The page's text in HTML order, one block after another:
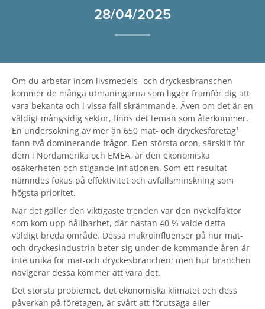
28/04/2025
Om du arbetar inom livsmedels- och dryckesbranschen
kommer de många utmaningarna som ligger framför dig att
vara bekanta och i vissa fall skrämmande. Även om det är en
väldigt mångsidig sektor, finns det teman som återkommer.
En undersökning av mer än 650 mat- och dryckesföretag¹
fann två dominerande frågor. Den största oron, särskilt för
dem i Nordamerika och EMEA, är den ekonomiska
osäkerheten och stigande inflationen. Som ett resultat
nämndes fokus på effektivitet och avfallsminskning som
högsta prioritet.
När det gäller den viktigaste trenden var den nyckelfaktor
som kom upp hållbarhet, där nästan 40 % valde detta
väldigt breda område. Dessa makroinfluenser på hur mat-
och dryckesindustrin beter sig under de kommande åren är
inte unika för mat-och dryckesbranchen; men hur branchen
navigerar dessa kommer att vara det.
Det största problemet, det ekonomiska klimatet och dess
påverkan på företagen, är svårt att förutsäga eller